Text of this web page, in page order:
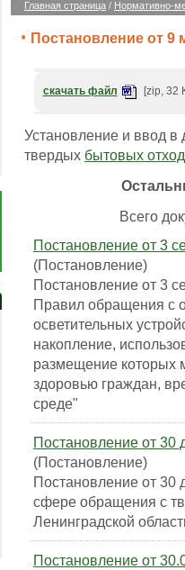
Главная страница / Нормативно-
Постановление от 9
скачать файл [zip, 32
Установление и ввод в
твердых бытовых
Всего
Постановление от 3
(Постановление)
Постановление от 3
Правил обращения с
осветительных
накопление,
размещение которых
здоровью граждан,
среде"
Постановление от 30
(Постановление)
Постановление от 30
сфере обращения с
Ленинградской
Постановление от